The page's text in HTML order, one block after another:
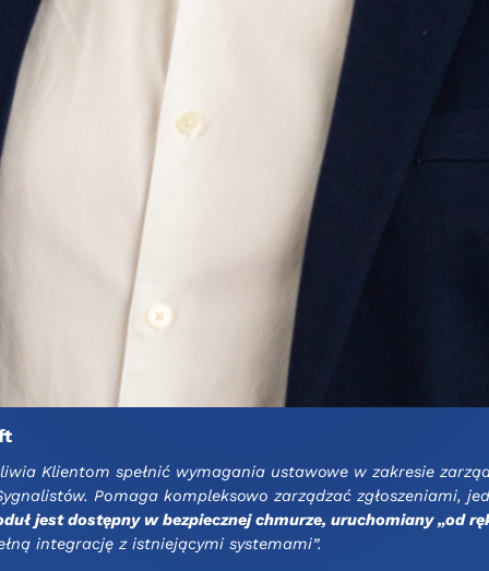
Klientom spełnić wymagania ustawowe w zakresie
Pomaga kompleksowo zarządzać zgłoszeniami,
jest dostępny w bezpiecznej chmurze, uruchomiany „od
integrację z istniejącymi systemami”.